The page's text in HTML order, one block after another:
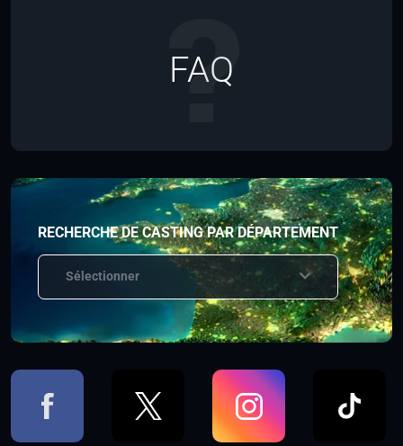
FAQ
RECHERCHE DE CASTING PAR DÉPARTEMENT
Sélectionner